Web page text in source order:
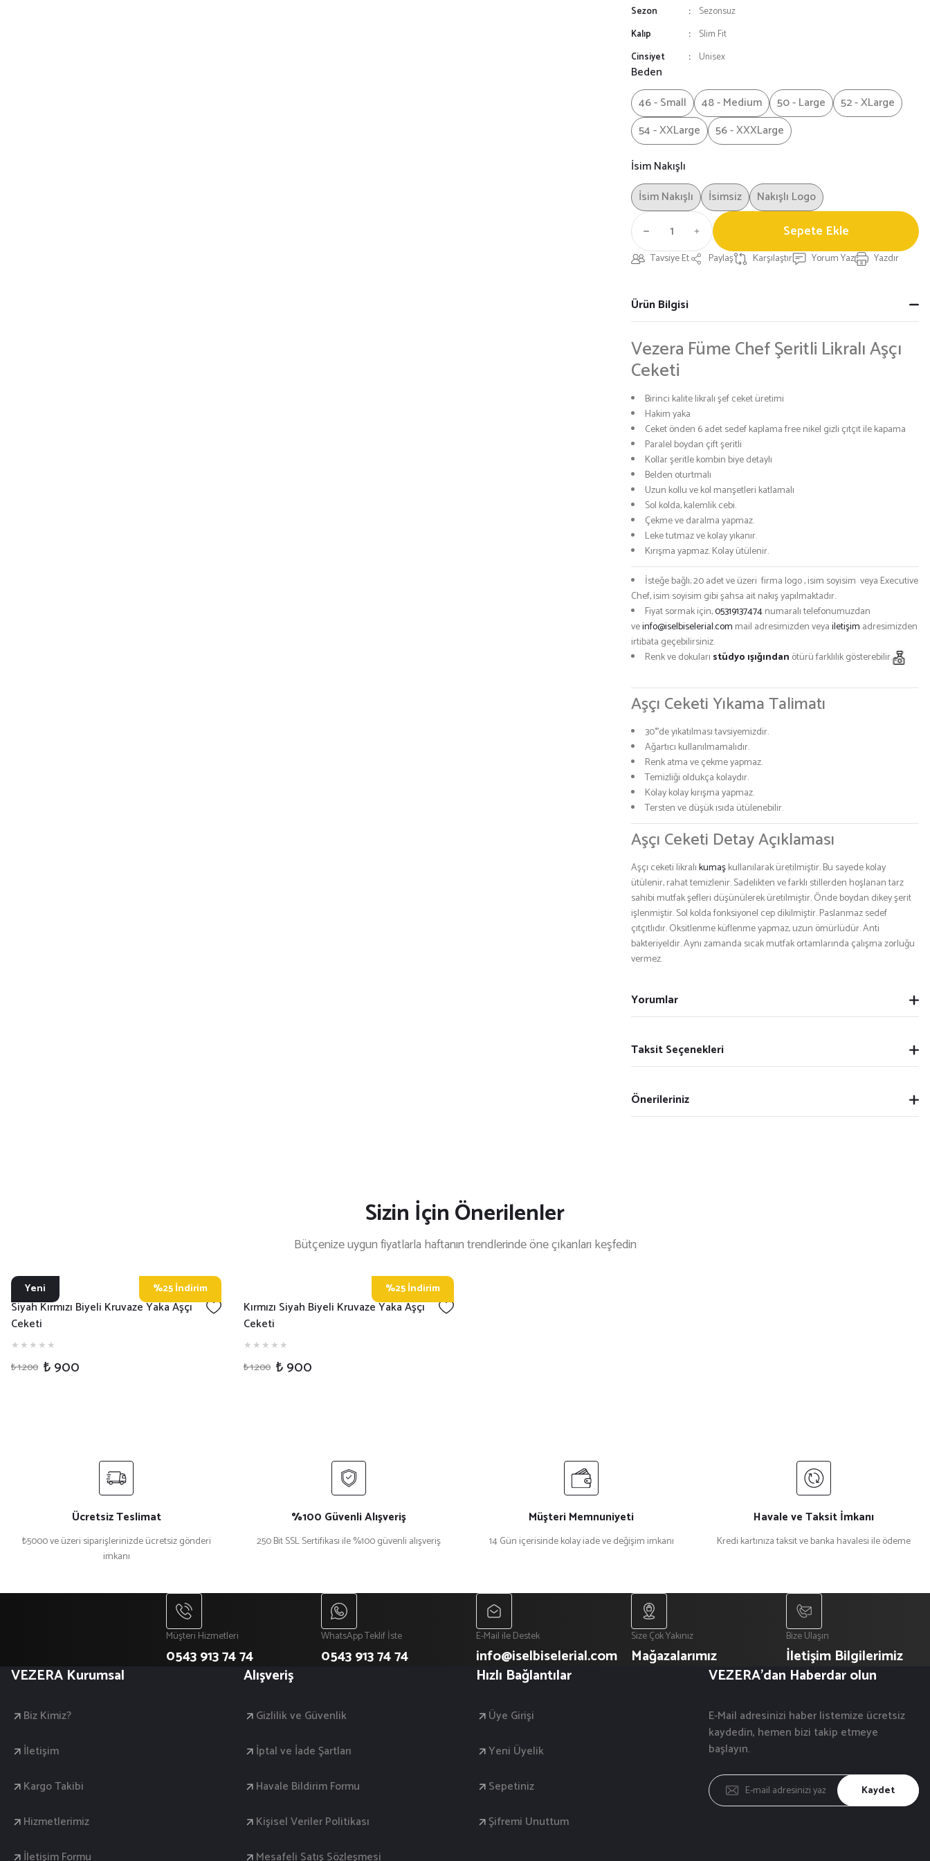
Sezon
Sezonsuz
Kalıp
Slim Fit
Cinsiyet
Unisex
Beden
46 - Small
48 - Medium 50 - Large
52 - XLarge
54 - XXLarge
56 - XXXLarge
İsim Nakışlı
İsim Nakışlı
İsimsiz Nakışlı Logo
Sepete Ekle
Tavsiye Et Paylaş Karşılaştır Yorum Yaz Yazdır
Ürün Bilgisi
Vezera Füme Chef Şeritli Likralı Aşçı
Ceketi
Birinci kalite likralı şef ceket üretimi
Hakim yaka
Ceket önden 6 adet sedef kaplama free nikel gizli çıtçıt ile kapama
Paralel boydan çift şeritli
Kollar şeritle kombin biye detaylı
Belden oturtmalı
Uzun kollu ve kol manşetleri katlamalı
Sol kolda, kalemlik cebi.
Çekme ve daralma yapmaz.
Leke tutmaz ve kolay yıkanır.
Kırışma yapmaz. Kolay ütülenir.
İsteğe bağlı; 20 adet ve üzeri firma logo , isim soyisim veya Executive
Chef, isim soyisim gibi şahsa ait nakış yapılmaktadır.
Fiyat sormak için,05319137474numaralı telefonumuzdan
veinfo@iselbiselerial.com mail adresimizden veyailetişim adresimizden
irtibata geçebilirsiniz.
Renk ve dokuları stüdyo ışığından ötürü farklılık gösterebilir.
Aşçı Ceketi Yıkama Talimatı
30°'de yıkatılması tavsiyemizdir.
Ağartıcı kullanılmamalıdır.
Renk atma ve çekme yapmaz.
Temizliği oldukça kolaydır.
Kolay kolay kırışma yapmaz.
Tersten ve düşük ısıda ütülenebilir.
Aşçı Ceketi Detay Açıklaması
Aşçı ceketi likralıkumaşkullanılarak üretilmiştir. Bu sayede kolay
ütülenir, rahat temizlenir. Sadelikten ve farklı stillerden hoşlanan tarz
sahibi mutfak şefleri düşünülerek üretilmiştir. Önde boydan dikey şerit
işlenmiştir. Sol kolda fonksiyonel cep dikilmiştir. Paslanmaz sedef
çıtçıtlıdır. Oksitlenme küflenme yapmaz, uzun ömürlüdür. Anti
bakteriyeldir. Aynı zamanda sıcak mutfak ortamlarında çalışma zorluğu
vermez.
Yorumlar
Taksit Seçenekleri
Önerileriniz
Sizin İçin Önerilenler
Bütçenize uygun fiyatlarla haftanın trendlerinde öne çıkanları keşfedin
Yeni %25 İndirim
Siyah Kırmızı Biyeli Kruvaze Yaka Aşçı
Ceketi
₺ 1.200 ₺ 900
%25 İndirim
Kırmızı Siyah Biyeli Kruvaze Yaka Aşçı
Ceketi
₺ 1.200 ₺ 900
Ücretsiz Teslimat
₺5000 ve üzeri siparişlerinizde ücretsiz gönderi
imkanı
%100 Güvenli Alışveriş
250 Bit SSL Sertifikası ile %100 güvenli alışveriş
Müşteri Memnuniyeti
14 Gün içerisinde kolay iade ve değişim imkanı
Havale ve Taksit İmkanı
Kredi kartınıza taksit ve banka havalesi ile ödeme
Müşteri Hizmetleri
0543 913 74 74
WhatsApp Teklif İste
0543 913 74 74
E-Mail ile Destek
info@iselbiselerial.com
Size Çok Yakınız
Mağazalarımız
Bize Ulaşın
İletişim Bilgilerimiz
VEZERA Kurumsal
Biz Kimiz?
İletişim
Kargo Takibi
Hizmetlerimiz
Alışveriş
Gizlilik ve Güvenlik
İptal ve İade Şartları
Havale Bildirim Formu
Kişisel Veriler Politikası
Hızlı Bağlantılar
Üye Girişi
Yeni Üyelik
Sepetiniz
Şifremi Unuttum
VEZERA'dan Haberdar olun
E-Mail adresinizi haber listemize ücretsiz
kaydedin, hemen bizi takip etmeye
başlayın.
Kaydet